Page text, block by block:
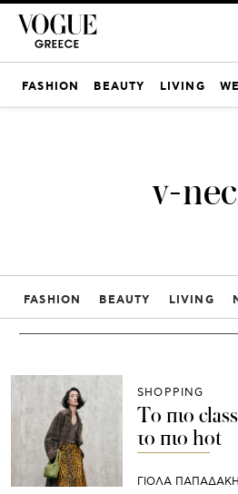
FASHION BEAUTY LIVING
v-
FASHION BEAUTY LIVING
SHOPPING
Το πιο
το πιο hot
ΓΙΌΛΑ ΠΑΠΑΔΆΚΗ